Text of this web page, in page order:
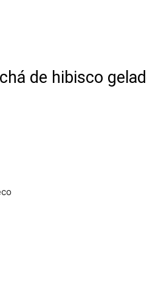
de hibisco